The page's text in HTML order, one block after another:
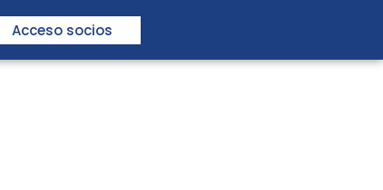
Acceso socios